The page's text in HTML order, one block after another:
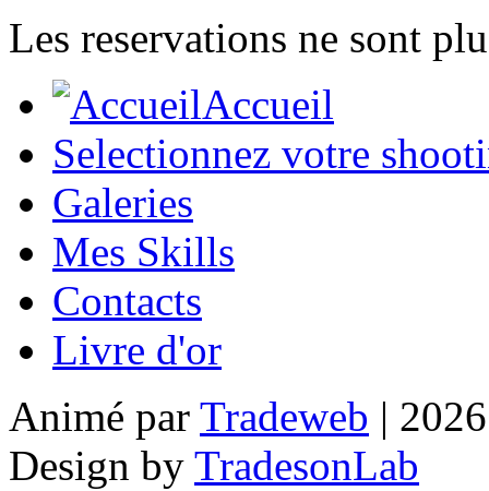
Les reservations ne sont
Accueil
Selectionnez votre
Galeries
Mes Skills
Contacts
Livre d'or
Animé par Tradeweb |
Design by TradesonLab